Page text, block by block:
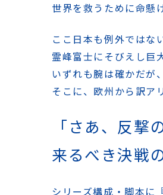
世界を救うために命懸
ここ日本も例外ではな
霊峰富士にそびえし巨
いずれも腕は確かだが、
そこに、欧州から訳ア
「さあ、反撃
来るべき決戦の
シリーズ構成・脚本に